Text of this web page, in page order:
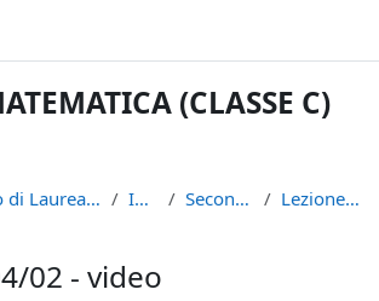
(CLASSE C)
Corso di Laurea in Informatica (L-31) INFAN21 Secondo semestre Lezione 04/02 - video
02 - video